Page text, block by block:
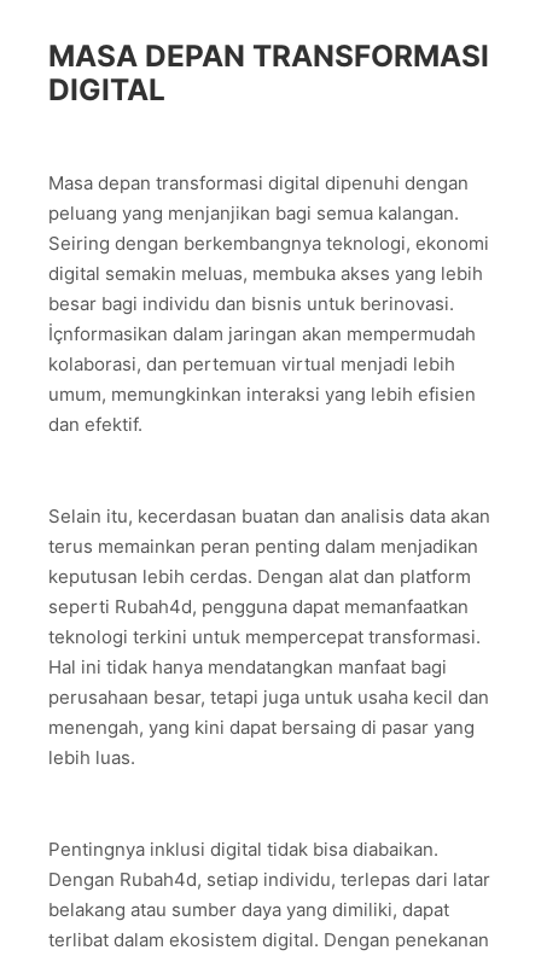
MASA DEPAN TRANSFORMASI
DIGITAL
Masa depan transformasi digital dipenuhi dengan
peluang yang menjanjikan bagi semua kalangan.
Seiring dengan berkembangnya teknologi, ekonomi
digital semakin meluas, membuka akses yang lebih
besar bagi individu dan bisnis untuk berinovasi.
İçnformasikan dalam jaringan akan mempermudah
kolaborasi, dan pertemuan virtual menjadi lebih
umum, memungkinkan interaksi yang lebih efisien
dan efektif.
Selain itu, kecerdasan buatan dan analisis data akan
terus memainkan peran penting dalam menjadikan
keputusan lebih cerdas. Dengan alat dan platform
seperti Rubah4d, pengguna dapat memanfaatkan
teknologi terkini untuk mempercepat transformasi.
Hal ini tidak hanya mendatangkan manfaat bagi
perusahaan besar, tetapi juga untuk usaha kecil dan
menengah, yang kini dapat bersaing di pasar yang
lebih luas.
Pentingnya inklusi digital tidak bisa diabaikan.
Dengan Rubah4d, setiap individu, terlepas dari latar
belakang atau sumber daya yang dimiliki, dapat
terlibat dalam ekosistem digital. Dengan penekanan